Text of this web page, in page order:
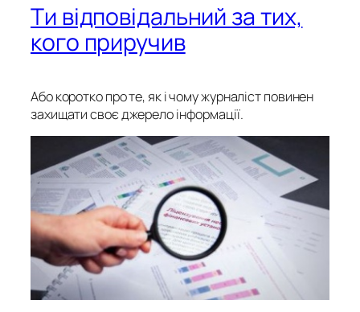
Ти відповідальний за тих,
кого приручив
Або коротко про те, як і чому журналіст повинен
захищати своє джерело інформації.